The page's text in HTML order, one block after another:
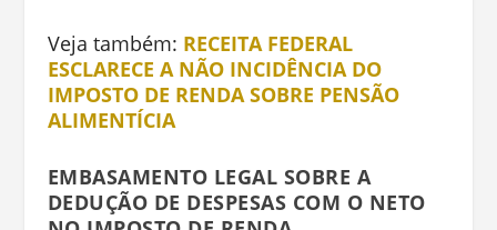
Veja também: RECEITA FEDERAL
ESCLARECE A NÃO INCIDÊNCIA DO
IMPOSTO DE RENDA SOBRE PENSÃO
ALIMENTÍCIA
EMBASAMENTO LEGAL SOBRE A
DEDUÇÃO DE DESPESAS COM O NETO